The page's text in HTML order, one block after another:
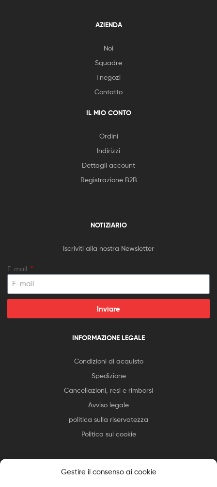
Gestire il consenso ai cookie
AZIENDA
Noi
Squadre
I negozi
Contatto
IL MIO CONTO
Ordini
Indirizzi
Dettagli account
Registrazione B2B
NOTIZIARIO
Iscriviti alla nostra Newsletter
E-mail
Inviare
INFORMAZIONE LEGALE
Condizioni di acquisto
Spedizione
Cancellazioni, resi e rimborsi
Avviso legale
politica sulla riservatezza
Politica sui cookie